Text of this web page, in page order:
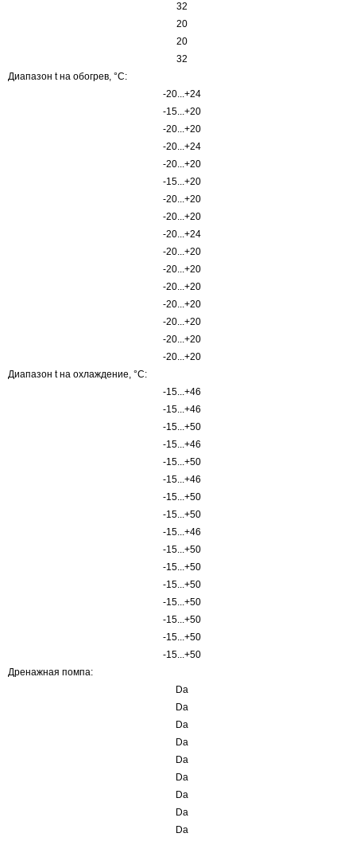
32
20
20
32
Диапазон t на обогрев, °С:
-20...+24
-15...+20
-20...+20
-20...+24
-20...+20
-15...+20
-20...+20
-20...+20
-20...+24
-20...+20
-20...+20
-20...+20
-20...+20
-20...+20
-20...+20
-20...+20
Диапазон t на охлаждение, °С:
-15...+46
-15...+46
-15...+50
-15...+46
-15...+50
-15...+46
-15...+50
-15...+50
-15...+46
-15...+50
-15...+50
-15...+50
-15...+50
-15...+50
-15...+50
-15...+50
Дренажная помпа:
Da
Da
Da
Da
Da
Da
Da
Da
Da